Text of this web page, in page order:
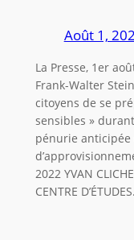
Août 1,
La Presse, 1er
Frank-Walter
citoyens de se
sensibles »
pénurie anticipée
2022 YVAN
CENTRE